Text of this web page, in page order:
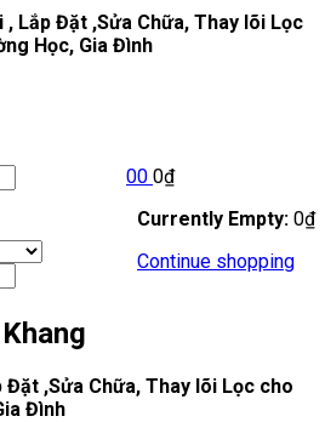
, Lắp Đặt ,Sửa Chữa, Thay lõi Lọc
Học, Gia Đình
0 0₫
Currently Empty: 0₫
Continue shopping
0
Đặt ,Sửa Chữa, Thay lõi Lọc cho
Đình